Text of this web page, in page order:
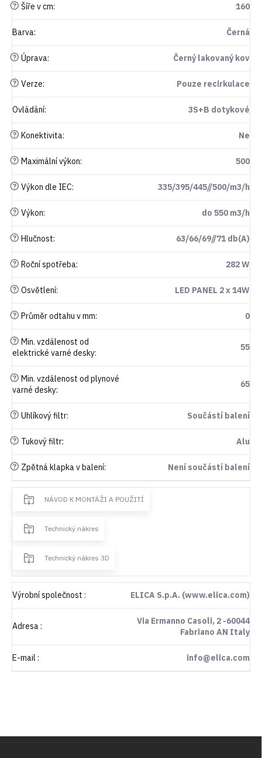
? Šíře v cm: 160
Barva: Černá
? Úprava: Černý lakovaný kov
? Verze: Pouze recirkulace
Ovládání: 3S+B dotykové
? Konektivita: Ne
? Maximální výkon: 500
? Výkon dle IEC: 335/395/445//500/m3/h
? Výkon: do 550 m3/h
? Hlučnost: 63/66/69//71 db(A)
? Roční spotřeba: 282 W
? Osvětlení: LED PANEL 2 x 14W
? Průměr odtahu v mm: 0
? Min. vzdálenost od
elektrické varné desky:
55
? Min. vzdálenost od plynové
varné desky:
65
? Uhlíkový filtr: Součástí balení
? Tukový filtr: Alu
? Zpětná klapka v balení: Není součástí balení
NÁVOD K MONTÁŽI A POUŽITÍ
Technický nákres
Technický nákres 3D
Výrobní společnost : ELICA S.p.A. (www.elica.com)
Adresa :
Via Ermanno Casoli, 2 -60044
Fabriano AN Italy
E-mail : info@elica.com